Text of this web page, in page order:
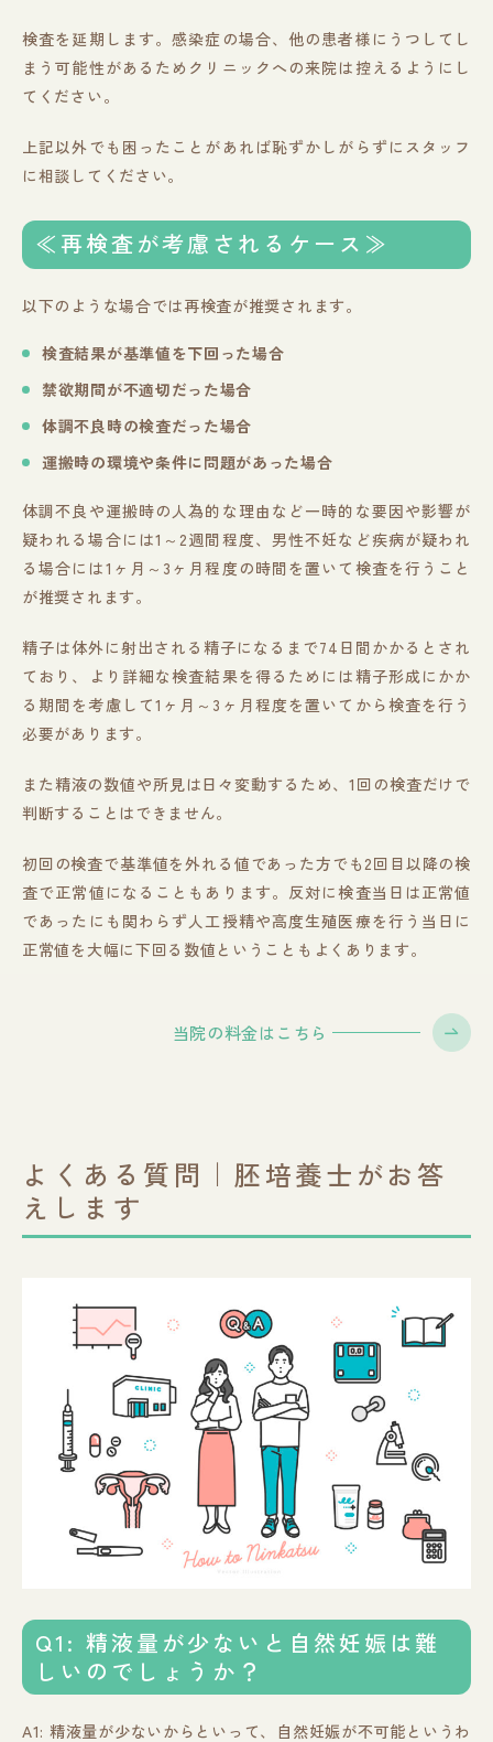
検査を延期します。感染症の場合、他の患者様にうつしてし
まう可能性があるためクリニックへの来院は控えるようにし
てください。
上記以外でも困ったことがあれば恥ずかしがらずにスタッフ
に相談してください。
≪再検査が考慮されるケース≫
以下のような場合では再検査が推奨されます。
検査結果が基準値を下回った場合
禁欲期間が不適切だった場合
体調不良時の検査だった場合
運搬時の環境や条件に問題があった場合
体調不良や運搬時の人為的な理由など一時的な要因や影響が
疑われる場合には1～2週間程度、男性不妊など疾病が疑われ
る場合には1ヶ月～3ヶ月程度の時間を置いて検査を行うこと
が推奨されます。
精子は体外に射出される精子になるまで74日間かかるとされ
ており、より詳細な検査結果を得るためには精子形成にかか
る期間を考慮して1ヶ月～3ヶ月程度を置いてから検査を行う
必要があります。
また精液の数値や所見は日々変動するため、1回の検査だけで
判断することはできません。
初回の検査で基準値を外れる値であった方でも2回目以降の検
査で正常値になることもあります。反対に検査当日は正常値
であったにも関わらず人工授精や高度生殖医療を行う当日に
正常値を大幅に下回る数値ということもよくあります。
当院の料金はこちら
よくある質問｜胚培養士がお答
えします
Q1: 精液量が少ないと自然妊娠は難
しいのでしょうか？
A1: 精液量が少ないからといって、自然妊娠が不可能というわ